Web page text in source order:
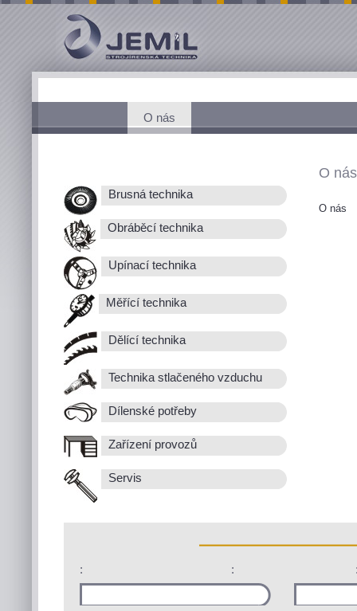
O nás
Brusná technika
Obráběcí technika
Upínací technika
Měřící technika
Dělící technika
Technika stlačeného vzduchu
Dílenské potřeby
Zařízení provozů
Servis
O nás
O nás
: :